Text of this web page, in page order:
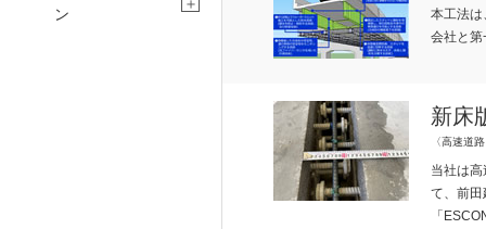
本工法は
会社と
新床
〈高速道
当社は
て、前田
「
ン